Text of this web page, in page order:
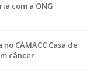
com a ONG
CAMACC Casa de
câncer